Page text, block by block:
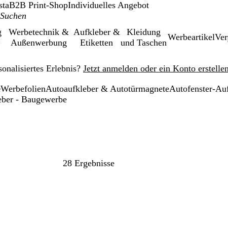
B2B Print-ShopIndividuelles Angebot
Werbetechnik &
Außenwerbung
Aufkleber &
Etiketten
Kleidung
und Taschen
Werbeartikel
Erlebnis? Jetzt anmelden oder ein Konto erstellen
WerbefolienAutoaufkleber & AutotürmagneteAutofenster-
- Baugewerbe
28 Ergebnisse
Filter